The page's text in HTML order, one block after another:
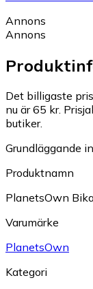
Annons
Annons
Det billigaste
nu är 65 kr.
butiker.
Grundläggande
Produktnamn
PlanetsOwn
Varumärke
PlanetsOwn
Kategori